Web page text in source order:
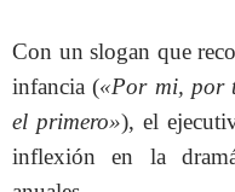
Con un slogan que
infancia («Por mi, por
el primero»), el
inflexión en la